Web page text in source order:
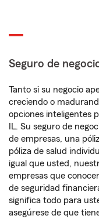
Seguro de
Tanto si su negocio
creciendo o
opciones inteligentes
IL. Su seguro de
de empresas, una
póliza de salud
igual que usted,
empresas que
de seguridad
significa todo para
asegúrese de que